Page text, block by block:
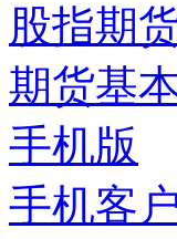
股指期
期货基
手机版
手机客